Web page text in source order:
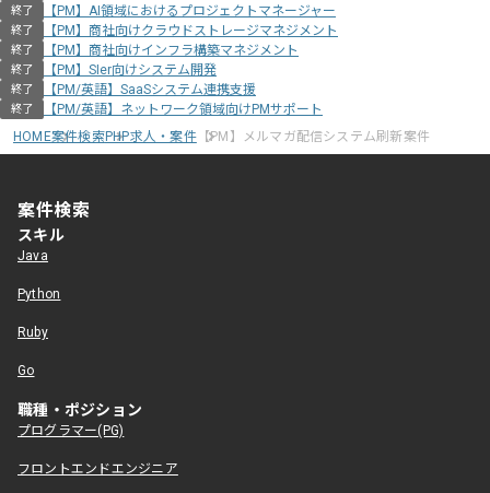
終了 【PM】AI領域におけるプロジェクトマネージャー
終了 【PM】商社向けクラウドストレージマネジメント
終了 【PM】商社向けインフラ構築マネジメント
終了 【PM】SIer向けシステム開発
終了 【PM/英語】SaaSシステム連携支援
終了
【PM/英語】ネットワーク領域向けPMサポート
HOME案件検索PHP求人・案件【PM】メルマガ配信システム刷新案件
案件検索
スキル
Java
Python
Ruby
Go
職種・ポジション
プログラマー(PG)
フロントエンドエンジニア